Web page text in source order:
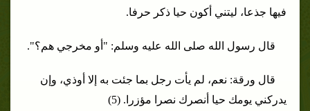
فيها جذعا، ليتني أكون حيا ذكر حرفا.
قال رسول الله صلى الله عليه وسلم: "أو مخرجي هم؟".
قال ورقة: نعم، لم يأت رجل بما جئت به إلا أوذي، وإن
يدركني يومك حيا أنصرك نصرا مؤزرا. (5)